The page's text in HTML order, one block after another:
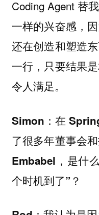
Coding Agent 替
一样的兴奋感，
还在创造和塑造
一行，只要结果
令人满足。
Simon：在
了很多年董事会
Embabel，是什
个时机到了”？